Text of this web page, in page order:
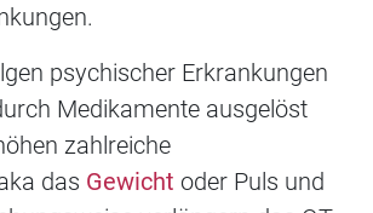
psychischer Erkrankungen
Medikamente ausgelöst
zahlreiche
das Gewicht oder Puls und